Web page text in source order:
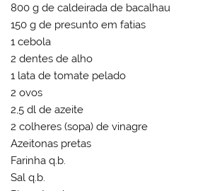
800 g de caldeirada de bacalhau
150 g de presunto em fatias
1 cebola
2 dentes de alho
1 lata de tomate pelado
2 ovos
2,5 dl de azeite
2 colheres (sopa) de vinagre
Azeitonas pretas
Farinha q.b.
Sal q.b.